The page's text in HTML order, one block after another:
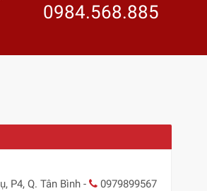
0984.568.885
P4, Q. Tân Bình - 0979899567